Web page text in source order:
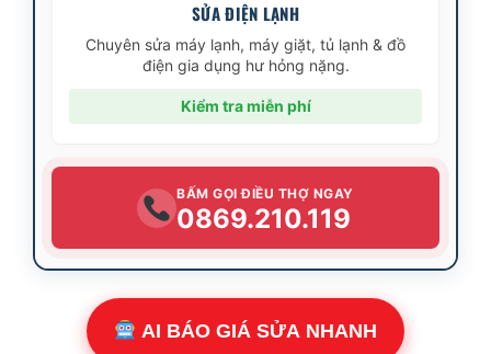
SỬA ĐIỆN LẠNH
Chuyên sửa máy lạnh, máy giặt, tủ lạnh & đồ
điện gia dụng hư hỏng nặng.
Kiểm tra miễn phí
BẤM GỌI ĐIỀU THỢ NGAY
0869.210.119
AI BÁO GIÁ SỬA NHANH